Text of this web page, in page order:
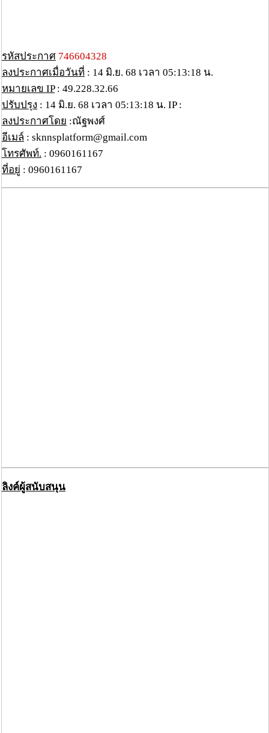
รหัสประกาศ 746604328
ลงประกาศเมื่อวันที่ : 14 มิ.ย. 68 เวลา 05:13:18 น.
หมายเลข IP: 49.228.32.66
ปรับปรุง : 14 มิ.ย. 68 เวลา 05:13:18 น. IP :
ลงประกาศโดย :ณัฐพงศ์
อีเมล์ : sknnsplatform@gmail.com
โทรศัพท์. : 0960161167
ที่อยู่ : 0960161167
ลิงค์ผู้สนับสนุน